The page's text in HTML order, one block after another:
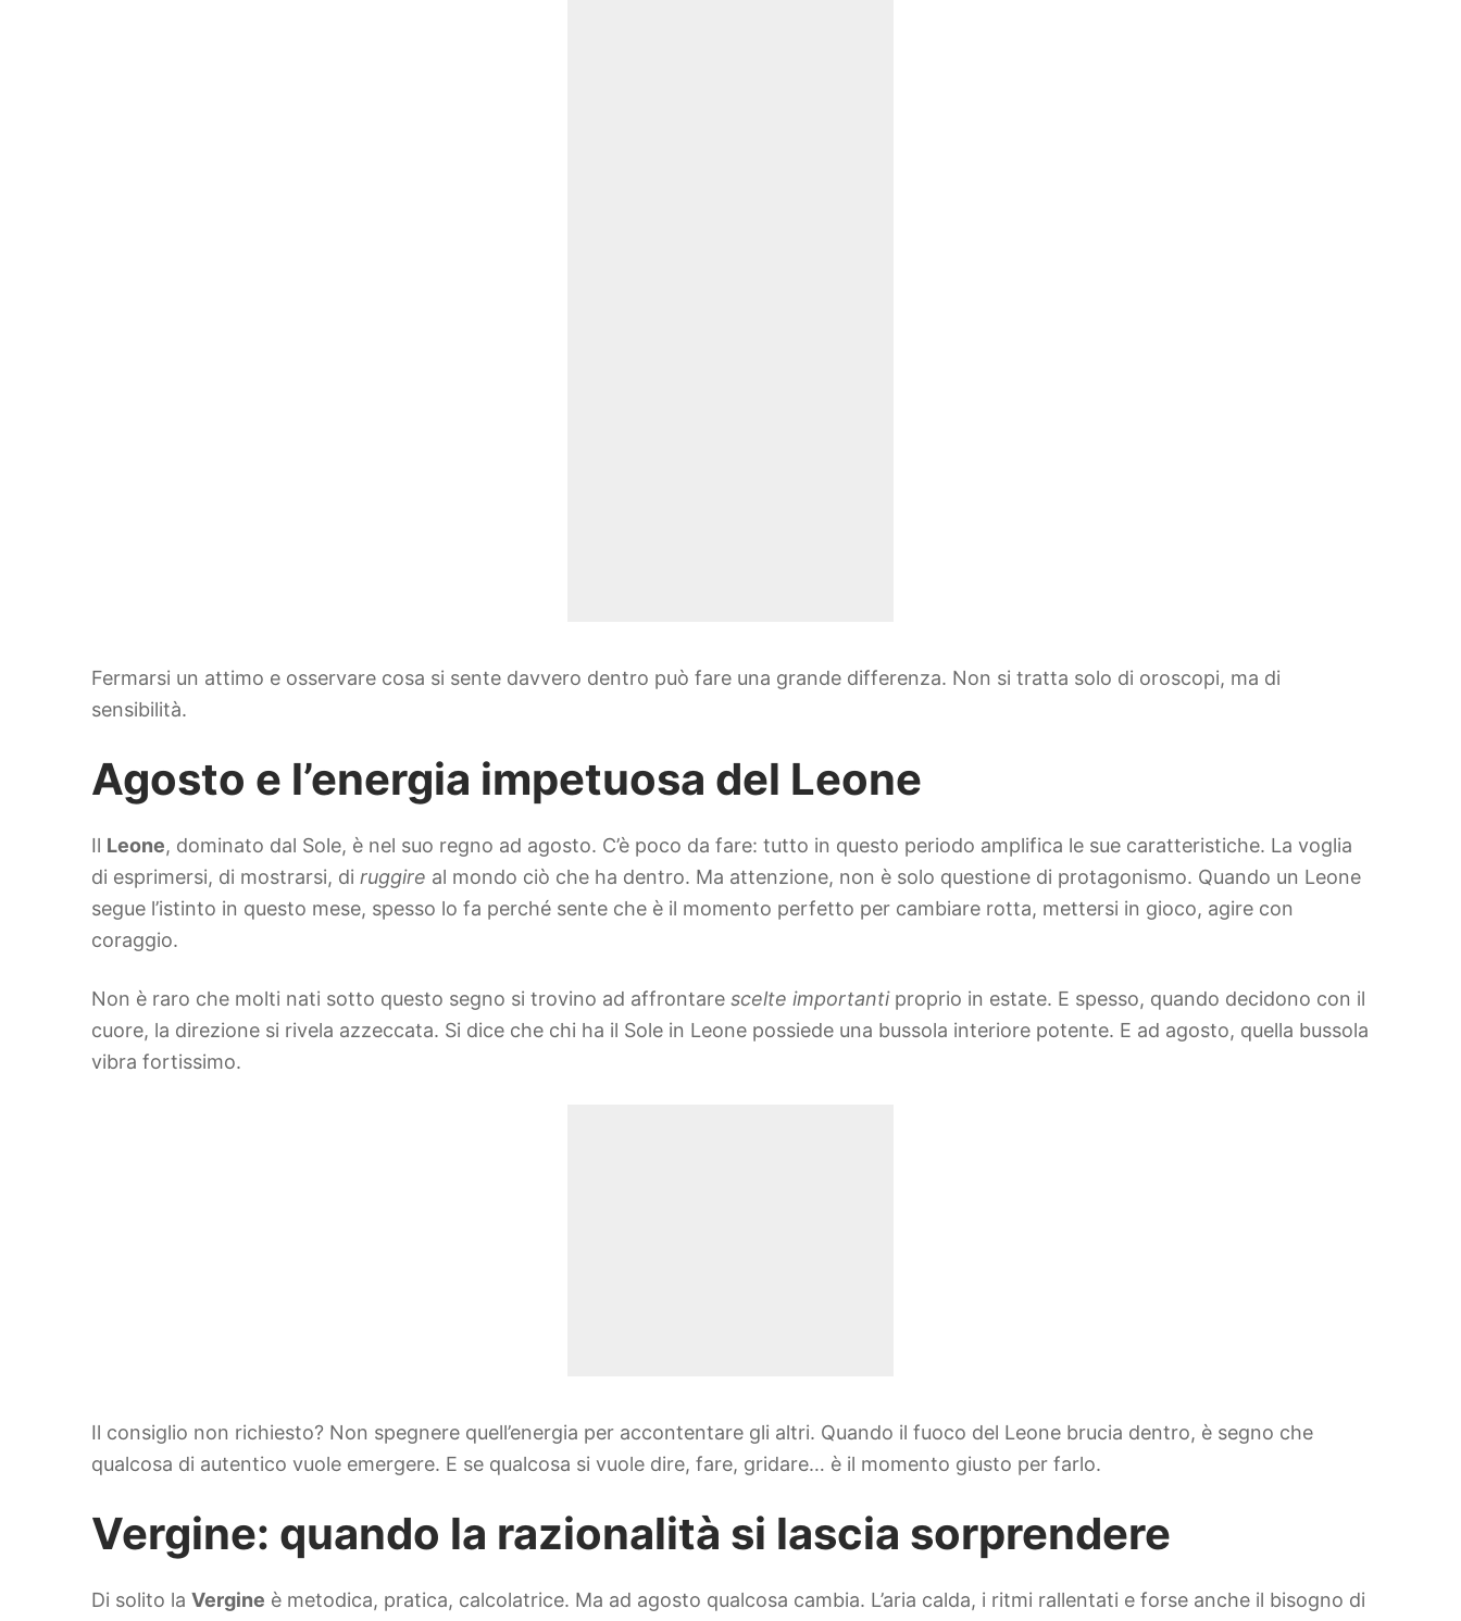
Fermarsi un attimo e osservare cosa si sente davvero dentro può fare una grande differenza. Non si tratta solo di oroscopi, ma di
sensibilità.
Agosto e l’energia impetuosa del Leone
Il Leone, dominato dal Sole, è nel suo regno ad agosto. C’è poco da fare: tutto in questo periodo amplifica le sue caratteristiche. La voglia
di esprimersi, di mostrarsi, di ruggire al mondo ciò che ha dentro. Ma attenzione, non è solo questione di protagonismo. Quando un Leone
segue l’istinto in questo mese, spesso lo fa perché sente che è il momento perfetto per cambiare rotta, mettersi in gioco, agire con
coraggio.
Non è raro che molti nati sotto questo segno si trovino ad affrontare scelte importantiproprio in estate. E spesso, quando decidono con il
cuore, la direzione si rivela azzeccata. Si dice che chi ha il Sole in Leone possiede una bussola interiore potente. E ad agosto, quella bussola
vibra fortissimo.
Il consiglio non richiesto? Non spegnere quell’energia per accontentare gli altri. Quando il fuoco del Leone brucia dentro, è segno che
qualcosa di autentico vuole emergere. E se qualcosa si vuole dire, fare, gridare… è il momento giusto per farlo.
Vergine: quando la razionalità si lascia sorprendere
Di solito la Vergine è metodica, pratica, calcolatrice. Ma ad agosto qualcosa cambia. L’aria calda, i ritmi rallentati e forse anche il bisogno di